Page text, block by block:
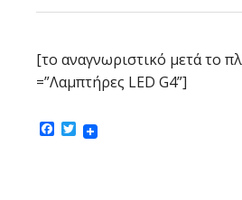
[το αναγνωριστικό μετά το
=”Λαμπτήρες LED G4”]
Facebook
Twitter